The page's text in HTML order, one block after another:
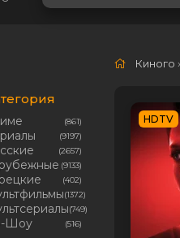
(861)
(9197)
(2657)
(9133)
(402)
(1372)
(749)
Шоу (516)
Киного
HDTV